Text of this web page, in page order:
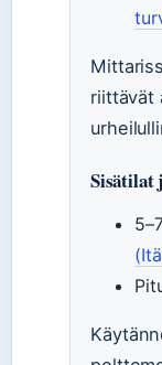
riittävät
Sisätilat